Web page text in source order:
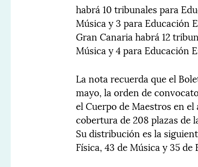
habrá 10 tribunales para
Música y 3 para Educación
Gran Canaria habrá 12
Música y 4 para Educación
La nota recuerda que el
mayo, la orden de
el Cuerpo de Maestros en
cobertura de 208 plazas de
Su distribución es la
Física, 43 de Música y 35